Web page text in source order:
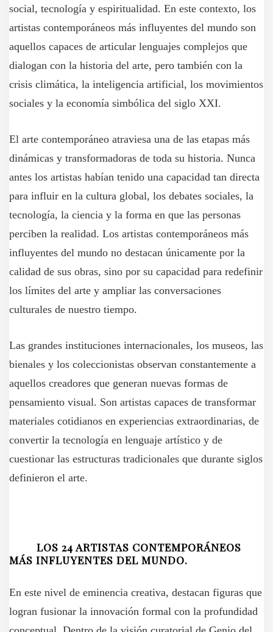
social, tecnología y espiritualidad. En este contexto, los
artistas contemporáneos más influyentes del mundo son
aquellos capaces de articular lenguajes complejos que
dialogan con la historia del arte, pero también con la
crisis climática, la inteligencia artificial, los movimientos
sociales y la economía simbólica del siglo XXI.
El arte contemporáneo atraviesa una de las etapas más
dinámicas y transformadoras de toda su historia. Nunca
antes los artistas habían tenido una capacidad tan directa
para influir en la cultura global, los debates sociales, la
tecnología, la ciencia y la forma en que las personas
perciben la realidad. Los artistas contemporáneos más
influyentes del mundo no destacan únicamente por la
calidad de sus obras, sino por su capacidad para redefinir
los límites del arte y ampliar las conversaciones
culturales de nuestro tiempo.
Las grandes instituciones internacionales, los museos, las
bienales y los coleccionistas observan constantemente a
aquellos creadores que generan nuevas formas de
pensamiento visual. Son artistas capaces de transformar
materiales cotidianos en experiencias extraordinarias, de
convertir la tecnología en lenguaje artístico y de
cuestionar las estructuras tradicionales que durante siglos
definieron el arte.
LOS 24 ARTISTAS CONTEMPORÁNEOS
MÁS INFLUYENTES DEL MUNDO.
En este nivel de eminencia creativa, destacan figuras que
logran fusionar la innovación formal con la profundidad